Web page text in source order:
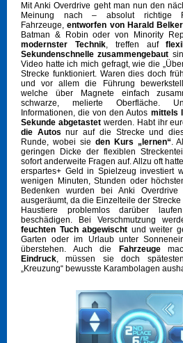
Mit Anki Overdrive geht man nun den
Meinung nach – absolut richtige
Fahrzeuge,entworfen von Harald Belker
Batman & Robin oder von Minority
modernster Technik, treffen auf
Sekundenschnelle zusammengebaut
Video hatte ich mich gefragt, wie die
Strecke funktioniert. Waren dies doch
und vor allem die Führung
welche über Magnete einfach
schwarze, melierte Oberfläche.
Informationen, die von den Autos mittels
Sekunde abgetastetwerden. Habt ihr
die Autos nur auf die Strecke und
Runde, wobei sie den Kurs „lernen“.
geringen Dicke der flexiblen
sofort anderweite Fragen auf. Allzu oft
erspartes+ Geld in Spielzeug investiert
wenigen Minuten, Stunden oder
Bedenken wurden bei Anki
ausgeräumt, da die Einzelteile der Strecke
Haustiere problemlos darüber
beschädigen. Bei Verschmutzung
feuchten Tuch abgewischt und weiter
Garten oder im Urlaub unter
überstehen. Auch die
Fahrzeuge
Eindruck, müssen sie doch
„Kreuzung“ bewusste Karambolagen